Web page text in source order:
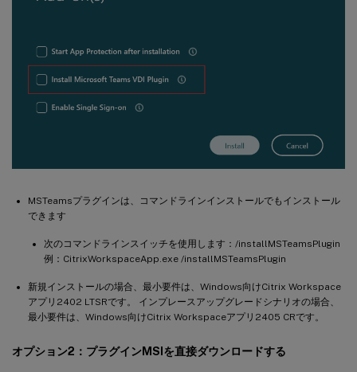
MSTeamsプラグインは、コマンドラインインストールでもインストール
できます
次のコマンドラインスイッチを使用します：/installMSTeamsPlugin
例：CitrixWorkspaceApp.exe /installMSTeamsPlugin
新規インストールの場合、最小要件は、Windows向けCitrix Workspace
アプリ2402 LTSRです。 インプレースアップグレードシナリオの場合、
最小要件は、Windows向けCitrix Workspaceアプリ2405 CRです。
オプション2：プラグインMSIを直接ダウンロードする